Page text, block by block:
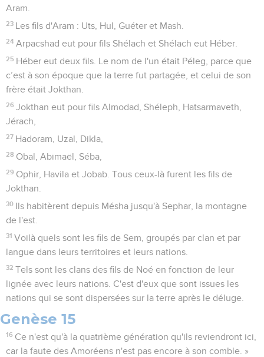
Aram.
23 Les fils d'Aram : Uts, Hul, Guéter et Mash.
24 Arpacshad eut pour fils Shélach et Shélach eut Héber.
25 Héber eut deux fils. Le nom de l'un était Péleg, parce que
c’est à son époque que la terre fut partagée, et celui de son
frère était Jokthan.
26 Jokthan eut pour fils Almodad, Shéleph, Hatsarmaveth,
Jérach,
27 Hadoram, Uzal, Dikla,
28 Obal, Abimaël, Séba,
29 Ophir, Havila et Jobab. Tous ceux-là furent les fils de
Jokthan.
30
Ils habitèrent depuis Mésha jusqu'à Sephar, la montagne
de l'est.
31 Voilà quels sont les fils de Sem, groupés par clan et par
langue dans leurs territoires et leurs nations.
32 Tels sont les clans des fils de Noé en fonction de leur
lignée avec leurs nations. C'est d'eux que sont issues les
nations qui se sont dispersées sur la terre après le déluge.
Genèse 15
16 Ce n'est qu'à la quatrième génération qu'ils reviendront ici,
car la faute des Amoréens n'est pas encore à son comble. »